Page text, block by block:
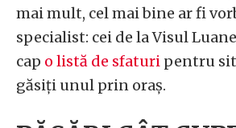
mai mult, cel mai bine ar fi
specialist: cei de la Visul
cap o listă de sfaturi pentru
găsiți unul prin oraș.